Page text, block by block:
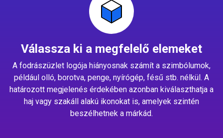
Válassza ki a megfelelő elemeket
A fodrászüzlet logója hiányosnak számít a szimbólumok,
például olló, borotva, penge, nyírógép, fésű stb. nélkül. A
határozott megjelenés érdekében azonban kiválaszthatja a
haj vagy szakáll alakú ikonokat is, amelyek szintén
beszélhetnek a márkád.